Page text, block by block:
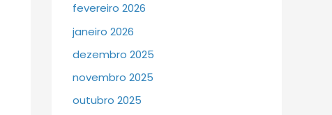
fevereiro 2026
janeiro 2026
dezembro 2025
novembro 2025
outubro 2025